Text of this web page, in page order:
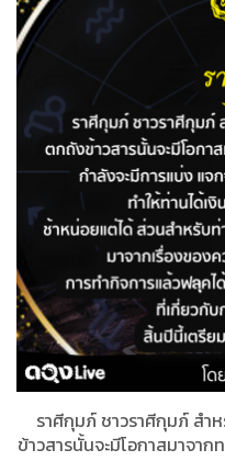
ราศีกุมภ์ ชาวราศีกุมภ์ ส
ข้าวสารนั้นจะมีโอกาสมาจา